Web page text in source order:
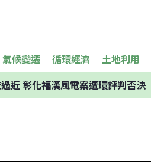
氣候變遷 循環經濟 土地利用
近 彰化福漢風電案遭環評判否決